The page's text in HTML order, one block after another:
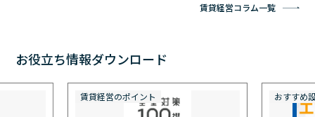
賃貸経営コラム一覧
お役立ち情報ダウンロード
賃貸経営のポイント おすすめ